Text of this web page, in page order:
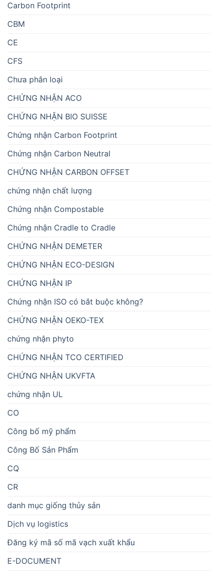
Carbon Footprint
CBM
CE
CFS
Chưa phân loại
CHỨNG NHẬN ACO
CHỨNG NHẬN BIO SUISSE
Chứng nhận Carbon Footprint
Chứng nhận Carbon Neutral
CHỨNG NHẬN CARBON OFFSET
chứng nhận chất lượng
Chứng nhận Compostable
Chứng nhận Cradle to Cradle
CHỨNG NHẬN DEMETER
CHỨNG NHẬN ECO-DESIGN
CHỨNG NHẬN IP
Chứng nhận ISO có bắt buộc không?
CHỨNG NHẬN OEKO-TEX
chứng nhận phyto
CHỨNG NHẬN TCO CERTIFIED
CHỨNG NHẬN UKVFTA
chứng nhận UL
CO
Công bố mỹ phẩm
Công Bố Sản Phẩm
CQ
CR
danh mục giống thủy sản
Dịch vụ logistics
Đăng ký mã số mã vạch xuất khẩu
E-DOCUMENT